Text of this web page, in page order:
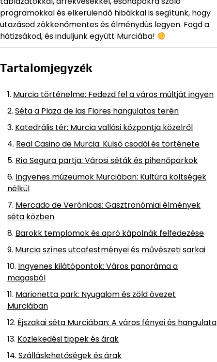
programokkal és elkerülendő hibákkal is segítünk, hogy
utazásod zökkenőmentes és élménydús legyen. Fogd a
hátizsákod, és induljunk együtt Murciába!
Tartalomjegyzék
Murcia történelme: Fedezd fel a város múltját ingyen
Séta a Plaza de las Flores hangulatos terén
Katedrális tér: Murcia vallási központja közelről
Real Casino de Murcia: Külső csodái és története
Río Segura partja: Városi séták és pihenőparkok
Ingyenes múzeumok Murciában: Kultúra költségek
nélkül
Mercado de Verónicas: Gasztronómiai élmények
séta közben
Barokk templomok és apró kápolnák felfedezése
Murcia színes utcafestményei és művészeti sarkai
Ingyenes kilátópontok: Város panoráma a
magasból
Marionetta park: Nyugalom és zöld övezet
Murciában
Éjszakai séta Murciában: A város fényei és hangulata
Közlekedési tippek és árak
Szálláslehetőségek és árak